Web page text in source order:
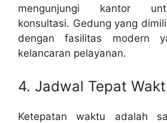
mengunjungi kantor
konsultasi. Gedung yang
dengan fasilitas modern
kelancaran pelayanan.
4. Jadwal Tepat
Ketepatan waktu adalah